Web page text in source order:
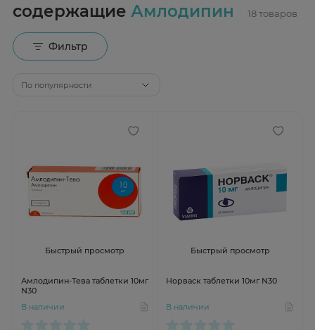
содержащие Амлодипин
Фильтр
По популярности
Быстрый просмотр
Амлодипин-Тева таблетки 10мг
N30
В наличии
Быстрый просмотр
Норваск таблетки 10мг N30
В наличии